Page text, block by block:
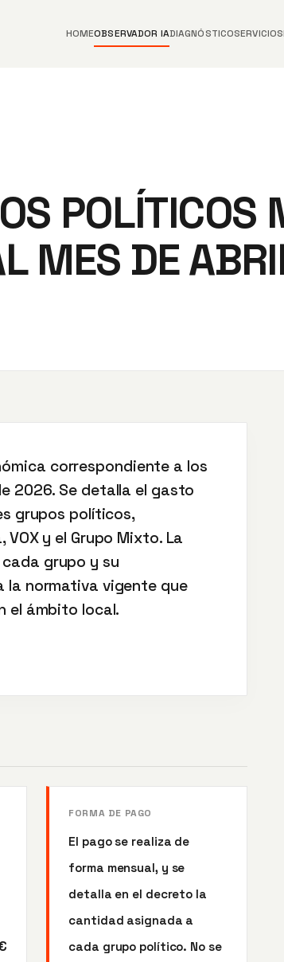
HOMEOBSERVADOR IADIAGNÓSTICOSERVICIOS
POLÍTICOS
MES DE
correspondiente a los
2026. Se detalla el gasto
grupos políticos,
y el Grupo Mixto. La
grupo y su
la normativa vigente que
el ámbito local.
FORMA DE PAGO
El pago se realiza de
forma mensual, y se
detalla en el decreto la
cantidad asignada a
cada grupo político. No se